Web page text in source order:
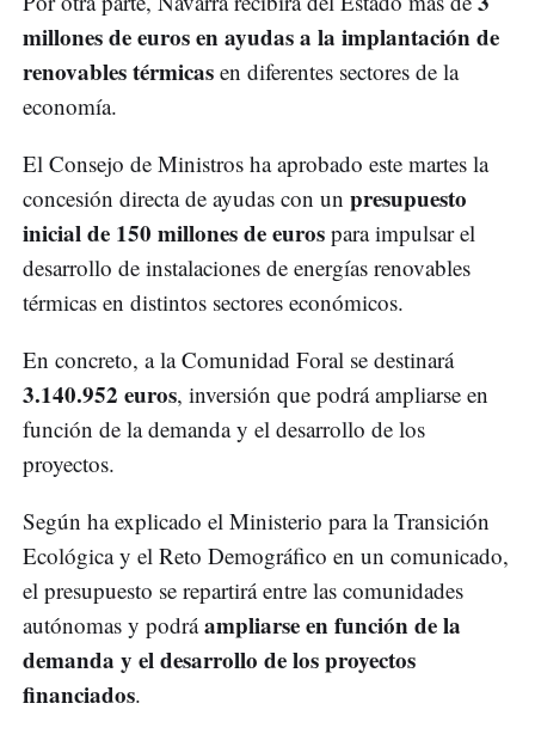
millones de euros en ayudas a la implantación de
renovables térmicas en diferentes sectores de la
economía.
El Consejo de Ministros ha aprobado este martes la
concesión directa de ayudas con un presupuesto
inicial de 150 millones de euros para impulsar el
desarrollo de instalaciones de energías renovables
térmicas en distintos sectores económicos.
En concreto, a la Comunidad Foral se destinará
3.140.952 euros, inversión que podrá ampliarse en
función de la demanda y el desarrollo de los
proyectos.
Según ha explicado el Ministerio para la Transición
Ecológica y el Reto Demográfico en un comunicado,
el presupuesto se repartirá entre las comunidades
autónomas y podráampliarse en función de la
demanda y el desarrollo de los proyectos
financiados.